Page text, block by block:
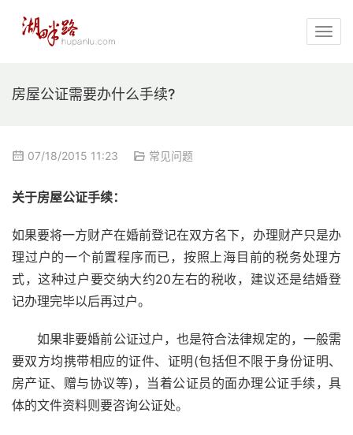
房屋公证需要办什么手续?
07/18/2015 11:23 常见问题
关于房屋公证手续：
如果要将一方财产在婚前登记在双方名下，办理财产只是办
理过户的一个前置程序而已，按照上海目前的税务处理方
式，这种过户要交纳大约20左右的税收，建议还是结婚登
记办理完毕以后再过户。
如果非要婚前公证过户，也是符合法律规定的，一般需
要双方均携带相应的证件、证明(包括但不限于身份证明、
房产证、赠与协议等)，当着公证员的面办理公证手续，具
体的文件资料则要咨询公证处。